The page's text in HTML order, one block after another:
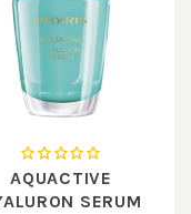
AQUACTIVE
SERUM